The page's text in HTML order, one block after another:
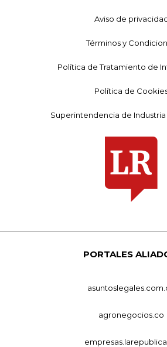
Aviso de
Términos y
Política de Tratamiento de
Política de
Superintendencia de
PORTALES
agronegocios.co